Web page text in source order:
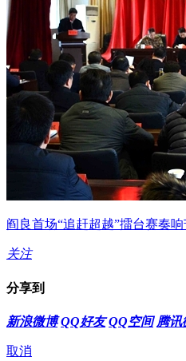
阎良首场“追赶超越”擂台赛奏
关注
分享到
新浪微博 QQ好友 QQ空间 腾讯
取消